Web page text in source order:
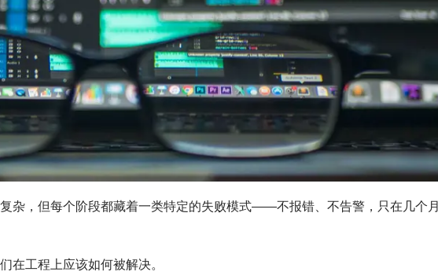
杂，但每个阶段都藏着一类特定的失败模式——不报错、不告警，只在几个月
在工程上应该如何被解决。